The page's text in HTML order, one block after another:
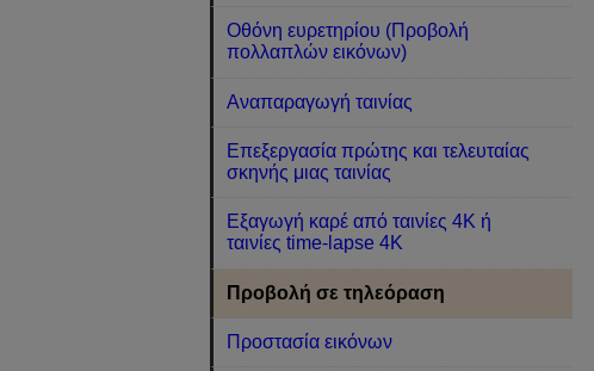
Οθόνη ευρετηρίου (Προβολή
πολλαπλών εικόνων)
Αναπαραγωγή ταινίας
Επεξεργασία πρώτης και τελευταίας
σκηνής μιας ταινίας
Εξαγωγή καρέ από ταινίες 4K ή
ταινίες time-lapse 4K
Προβολή σε τηλεόραση
Προστασία εικόνων